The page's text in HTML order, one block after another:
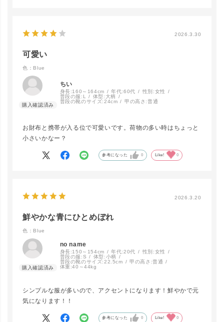
▲ 残りわずか
カートに入れる
2026.3.30
可愛い
色：Blue
ちい
身長:160～164cm 年代:60代 性別:女性
普段の服: L 体型: 大柄
普段の靴のサイズ:24cm 甲の高さ:普通
お財布と携帯が入る位で可愛いです。荷物の多い時はちょっと
小さいかなー？
参考になった 0 Like! 0
2026.3.20
鮮やかな青にひとめぼれ
色：Blue
no name
身長:150～154cm 年代:20代 性別:女性
普段の服:S 体型:小柄
普段の靴のサイズ:22.5cm 甲の高さ:普通
体重:40～44kg
シンプルな服が多いので、アクセントになります！鮮やかで元
気になります！！
参考になった 0 Like! 0